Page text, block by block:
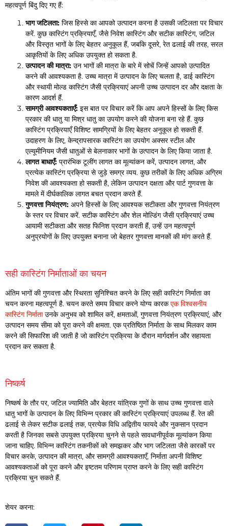
महत्वपूर्ण बिंदु दिए गए हैं:
भाग जटिलता: जिस हिस्से का आपको उत्पादन करना है उसकी जटिलता पर विचार
करें. कुछ कास्टिंग प्रक्रियाएँ, जैसे निवेश कास्टिंग और सटीक कास्टिंग, जटिल
और विस्तृत भागों के लिए बेहतर अनुकूल हैं, जबकि दूसरे, रेत ढलाई की तरह, सरल
आकृतियों के लिए अधिक उपयुक्त हो सकता है.
उत्पादन की मात्रा: उन भागों की मात्रा के बारे में सोचें जिन्हें आपको उत्पादित
करने की आवश्यकता है. उच्च मात्रा में उत्पादन के लिए चलता है, डाई कास्टिंग
और स्थायी मोल्ड कास्टिंग जैसी प्रक्रियाएं अपनी उच्च उत्पादन दर और दक्षता के
कारण आदर्श हैं.
सामग्री आवश्यकताएँ: इस बात पर विचार करें कि आप अपने हिस्सों के लिए किस
प्रकार की धातु या मिश्र धातु का उपयोग करने की योजना बना रहे हैं. कुछ
कास्टिंग प्रक्रियाएँ विशिष्ट सामग्रियों के लिए बेहतर अनुकूल हो सकती हैं.
उदाहरण के लिए, केन्द्रापसारक कास्टिंग का उपयोग अक्सर स्टील और
एल्यूमीनियम जैसी धातुओं से बेलनाकार भागों के उत्पादन के लिए किया जाता है.
लागत बाधाएँ: प्रारंभिक टूलींग लागत का मूल्यांकन करें, उत्पादन लागत, और
प्रत्येक कास्टिंग प्रक्रिया से जुड़े समग्र व्यय. कुछ तरीकों के लिए अधिक अग्रिम
निवेश की आवश्यकता हो सकती है, लेकिन उत्पादन दक्षता और पार्ट गुणवत्ता के
मामले में दीर्घकालिक लागत बचत प्रदान करते हैं.
गुणवत्ता नियंत्रण: अपने हिस्सों के लिए आवश्यक सटीकता और गुणवत्ता नियंत्रण
के स्तर पर विचार करें. सटीक कास्टिंग और शेल मोल्डिंग जैसी प्रक्रियाएं उच्च
आयामी सटीकता और सतह फिनिश प्रदान करती हैं, उन्हें उन महत्वपूर्ण
अनुप्रयोगों के लिए उपयुक्त बनाना जो बेहतर गुणवत्ता मानकों की मांग करते हैं.
सही कास्टिंग निर्माताओं का चयन
अंतिम भागों की गुणवत्ता और स्थिरता सुनिश्चित करने के लिए सही कास्टिंग निर्माता का
चयन करना महत्वपूर्ण है. चयन करते समय विचार करने योग्य कारकएक विश्वसनीय
कास्टिंग निर्माताउनके अनुभव को शामिल करें, क्षमताओं, गुणवत्ता नियंत्रण प्रक्रियाएं, और
उत्पादन समय सीमा को पूरा करने की क्षमता. एक प्रतिष्ठित निर्माता के साथ मिलकर काम
करने की सिफारिश की जाती है जो कास्टिंग प्रक्रिया के दौरान मार्गदर्शन और सहायता
प्रदान कर सकता है.
निष्कर्ष
निष्कर्ष के तौर पर, जटिल ज्यामिति और बेहतर यांत्रिक गुणों के साथ उच्च गुणवत्ता वाले
धातु भागों के उत्पादन के लिए विभिन्न प्रकार की कास्टिंग प्रक्रियाएं उपलब्ध हैं. रेत की
ढलाई से लेकर सटीक ढलाई तक, प्रत्येक विधि अद्वितीय फायदे और नुकसान प्रदान
करती है जिनका सबसे उपयुक्त प्रक्रिया चुनने से पहले सावधानीपूर्वक मूल्यांकन किया
जाना चाहिए. विभिन्न कास्टिंग तकनीकों को समझकर और भाग जटिलता जैसे कारकों पर
विचार करके, उत्पादन की मात्रा, और सामग्री आवश्यकताएँ, निर्माता अपनी विशिष्ट
आवश्यकताओं को पूरा करने और इष्टतम परिणाम प्राप्त करने के लिए सही कास्टिंग
प्रक्रिया चुन सकते हैं.
शेयर करना: